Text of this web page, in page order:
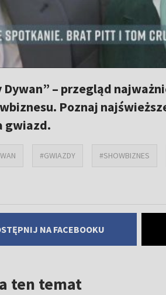
Dywan” – przegląd
Poznaj
gwiazd.
#GWIAZDY #SHOWBIZNES
NA FACEBOOKU
ten temat